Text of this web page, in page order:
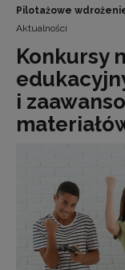
Pilotażowe
Aktualności
Konkursy
i